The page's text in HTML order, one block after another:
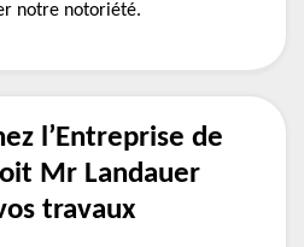
notre notoriété.
l’Entreprise de
Mr Landauer
travaux